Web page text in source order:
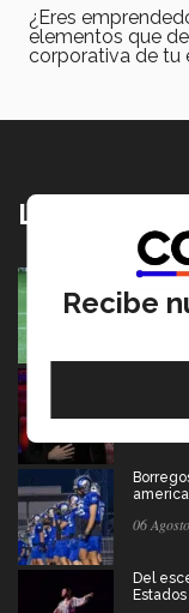
¿Eres
elementos que
corporativa de tu
Lo más
México
07
de la
07
06
Del
Recibe